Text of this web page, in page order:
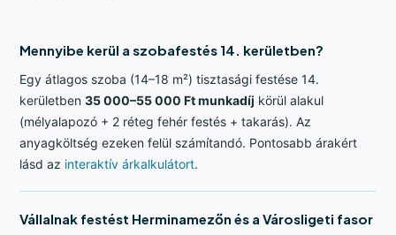
Mennyibe kerül a szobafestés 14. kerületben?
Egy átlagos szoba (14–18 m²) tisztasági festése 14.
kerületben35 000–55 000 Ft munkadíj körül alakul
(mélyalapozó + 2 réteg fehér festés + takarás). Az
anyagköltség ezeken felül számítandó. Pontosabb árakért
lásd az interaktív árkalkulátort.
Vállalnak festést Herminamezőn és a Városligeti fasor